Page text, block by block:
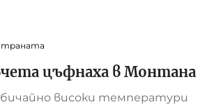
цъфнаха в Монтана
високи температури